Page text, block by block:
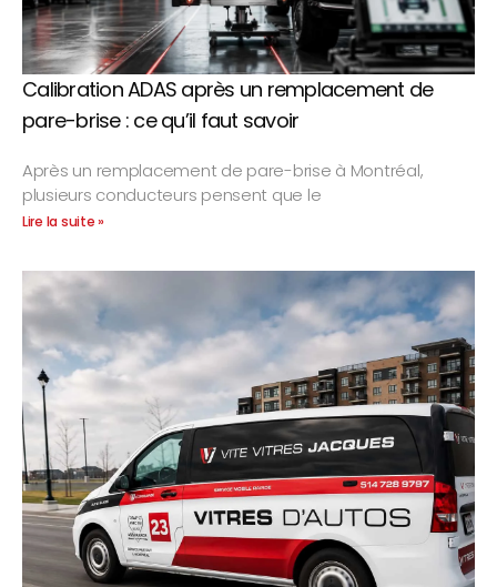
Calibration ADAS après un remplacement de
pare-brise : ce qu’il faut savoir
Après un remplacement de pare-brise à Montréal,
plusieurs conducteurs pensent que le
Lire la suite »